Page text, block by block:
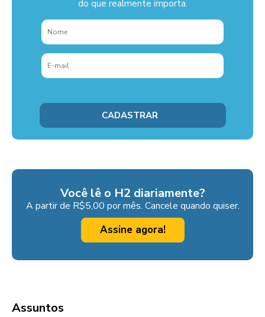
do que realmente importa.
Você lê o H2 diariamente?
A partir de R$5,00 por mês. Cancele quando quiser.
Assine agora!
Assuntos